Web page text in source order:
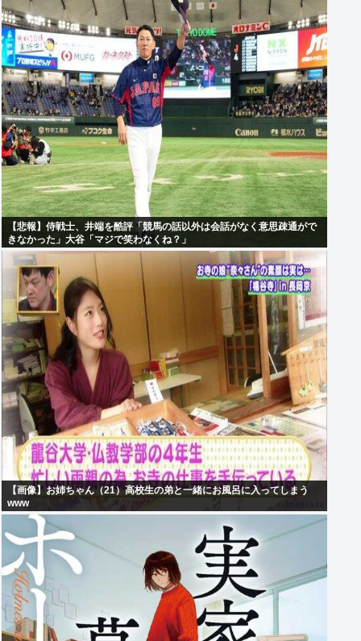
【悲報】侍戦士、井端を酷評「競馬の話以外は会話がなく意思疎通がで
きなかった」大谷「マジで笑わなくね？」
【画像】お姉ちゃん（21）高校生の弟と一緒にお風呂に入ってしまう
www